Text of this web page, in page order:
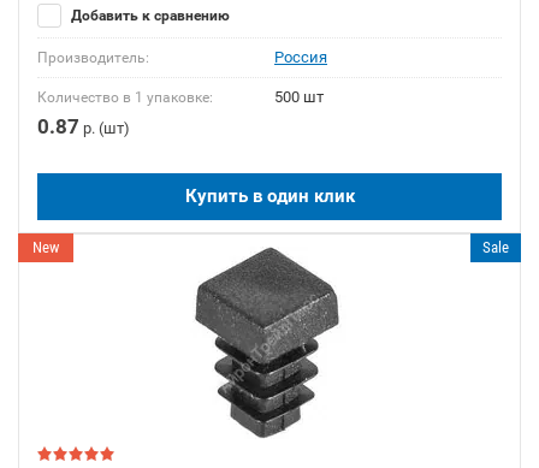
Добавить к сравнению
Производитель: Россия
Количество в 1 упаковке: 500 шт
0.87 р. (шт)
Купить в один клик
New Sale